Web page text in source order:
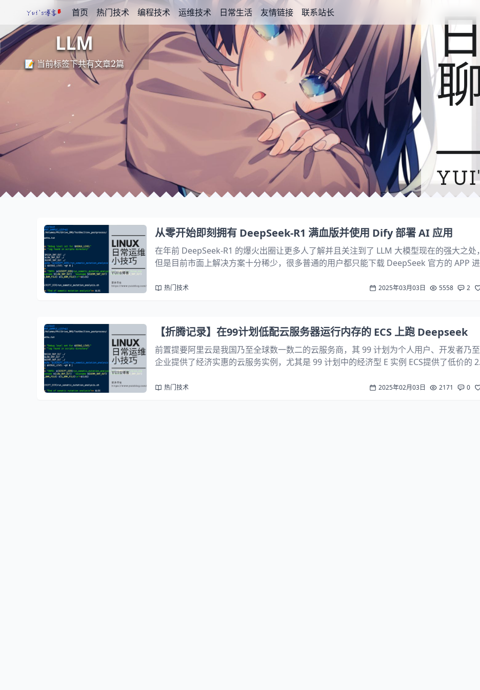
首页 热门技术 编程技术 运维技术 日常生活 友情链接 联系站长
LLM
📝 当前标签下共有文章 篇
从零开始即刻拥有 DeepSeek-R1 满血版并使用 Dify 部署 AI 应用
在年前 DeepSeek-R1 的爆火出圈让更多人了解并且关注到了 LLM 大模型现在的强大之处，
但是目前市面上解决方案十分稀少，很多普通的用户都只能下载 DeepSeek 官方的 APP 进
此时国内众多...
热门技术 2025年03月03日 5558 2
【折腾记录】在99计划低配云服务器运行内存的 ECS 上跑 Deepseek
前置提要阿里云是我国乃至全球数一数二的云服务商，其 99 计划为个人用户、开发者乃至
企业提供了经济实惠的云服务实例，尤其是 99 计划中的经济型 E 实例 ECS提供了低价的 2
Deepseek R1...
热门技术 2025年02月03日 2171 0